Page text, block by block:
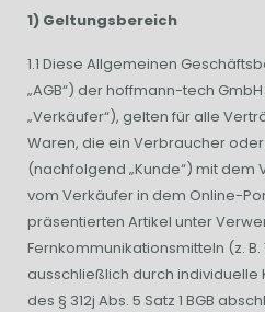
1) Geltungsbereich
1.1 Diese Allgemeinen
„AGB“) der hoffmann-tech
„Verkäufer“), gelten für alle
Waren, die ein Verbraucher
(nachfolgend „Kunde“) mit dem
vom Verkäufer in dem Online-
präsentierten Artikel unter
Fernkommunikationsmitteln (z. B.
ausschließlich durch individuelle
des § 312j Abs. 5 Satz 1 BGB